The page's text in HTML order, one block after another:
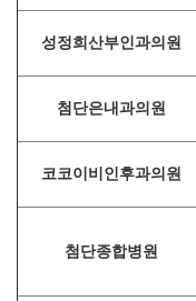
성정희산부인과의원
첨단은내과의원
코코이비인후과의원
첨단종합병원